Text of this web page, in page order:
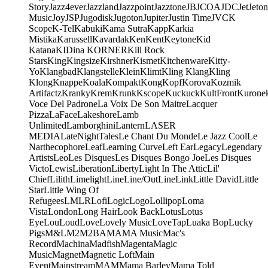
StoryJazz4everJazzlandJazzpointJazztoneJBJCOAJDCJetJeton
MusicJoyJSPJugodiskJugotonJupiterJustin TimeJVCK
ScopeK-TelKabukiKama SutraKappKarkia
MistikaKarussellKavardakKenKentKeytoneKid
KatanaKIDina KORNERKill Rock
StarsKingKingsizeKirshnerKismetKitchenwareKitty-
YoKlangbadKlangstelleKleinKlimtKling KlangKling
KlongKnappeKoalaKompaktKongKopfKorovaKozmik
ArtifactzKrankyKremKrunkKscopeKuckuckKultFront
Voce Del PadroneLa Voix De Son MaitreLacquer
PizzaLaFaceLakeshoreLamb
UnlimitedLamborghiniLanternLASER
MEDIALateNightTalesLe Chant Du MondeLe Jazz CoolLe
NarthecophoreLeafLearning CurveLeft EarLegacyLegendary
ArtistsLeoLes DisquesLes Disques Bongo JoeLes Disques
VictoLewisLiberationLibertyLight In The AtticLil'
ChiefLilithLimelightLineLine/OutLineLinkLittle DavidLittle
StarLittle Wing Of
RefugeesLMLRLofiLogicLogoLollipopLoma
VistaLondonLong HairLook BackLotusLotus
EyeLouLoudLoveLovely MusicLoveTapLuaka BopLucky
PigsM&LM2M2BAMAMA MusicMac's
RecordMachinaMadfishMagentaMagic
MusicMagnetMagnetic LoftMain
EventMainstreamMAMMama BarleyMama Told